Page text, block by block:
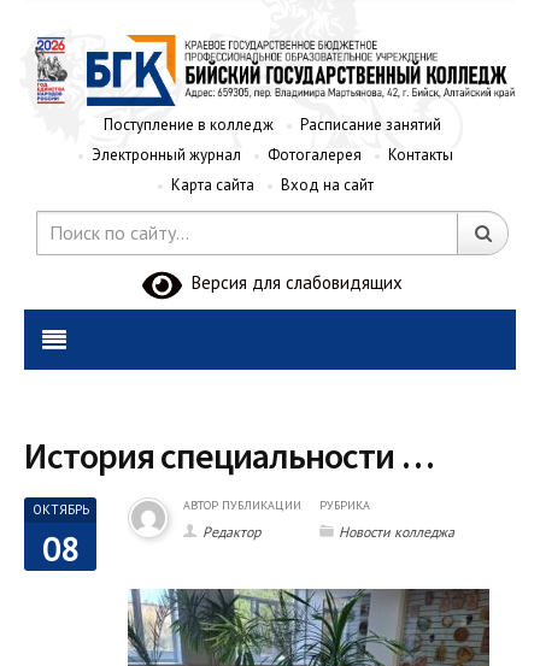
Поступление в колледж
Расписание занятий
Электронный журнал
Фотогалерея
Контакты
Карта сайта
Вход на сайт
Версия для слабовидящих
История специальности …
ОКТЯБРЬ
08
АВТОР ПУБЛИКАЦИИ
Редактор
РУБРИКА
Новости колледжа